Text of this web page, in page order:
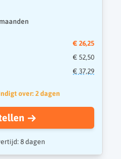
€ 26,25
€ 52,50
€ 37,29
over: 2 dagen
8 dagen